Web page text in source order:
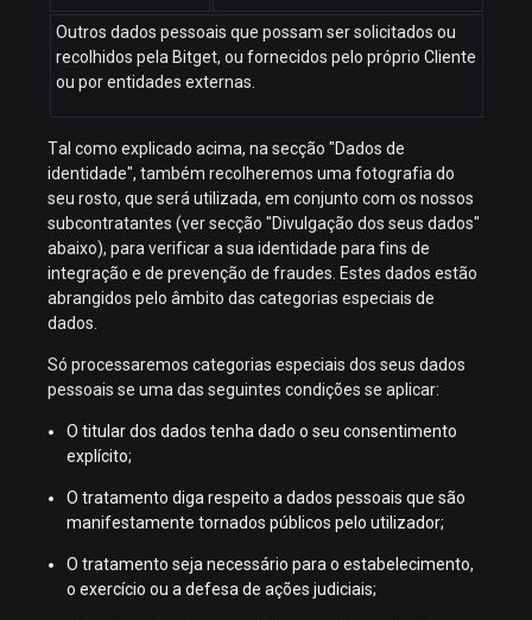
Outros dados pessoais que possam ser solicitados ou
recolhidos pela Bitget, ou fornecidos pelo próprio Cliente
ou por entidades externas.
Tal como explicado acima, na secção "Dados de
identidade", também recolheremos uma fotografia do
seu rosto, que será utilizada, em conjunto com os nossos
subcontratantes (ver secção "Divulgação dos seus dados"
abaixo), para verificar a sua identidade para fins de
integração e de prevenção de fraudes. Estes dados estão
abrangidos pelo âmbito das categorias especiais de
dados.
Só processaremos categorias especiais dos seus dados
pessoais se uma das seguintes condições se aplicar:
O titular dos dados tenha dado o seu consentimento
explícito;
O tratamento diga respeito a dados pessoais que são
manifestamente tornados públicos pelo utilizador;
O tratamento seja necessário para o estabelecimento,
o exercício ou a defesa de ações judiciais;